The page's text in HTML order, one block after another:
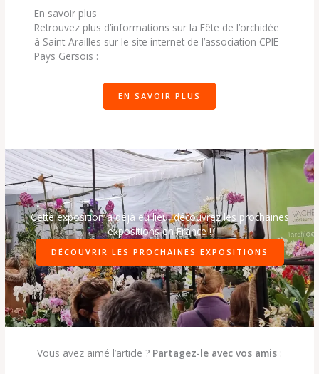
En savoir plus
Retrouvez plus d’informations sur la Fête de l’orchidée
à Saint-Arailles sur le site internet de l’association CPIE
Pays Gersois :
EN SAVOIR PLUS
Cette exposition a déjà eu lieu, découvrez les prochaines
expositions en France !
DÉCOUVRIR LES PROCHAINES EXPOSITIONS
Vous avez aimé l’article ? Partagez-le avec vos amis :